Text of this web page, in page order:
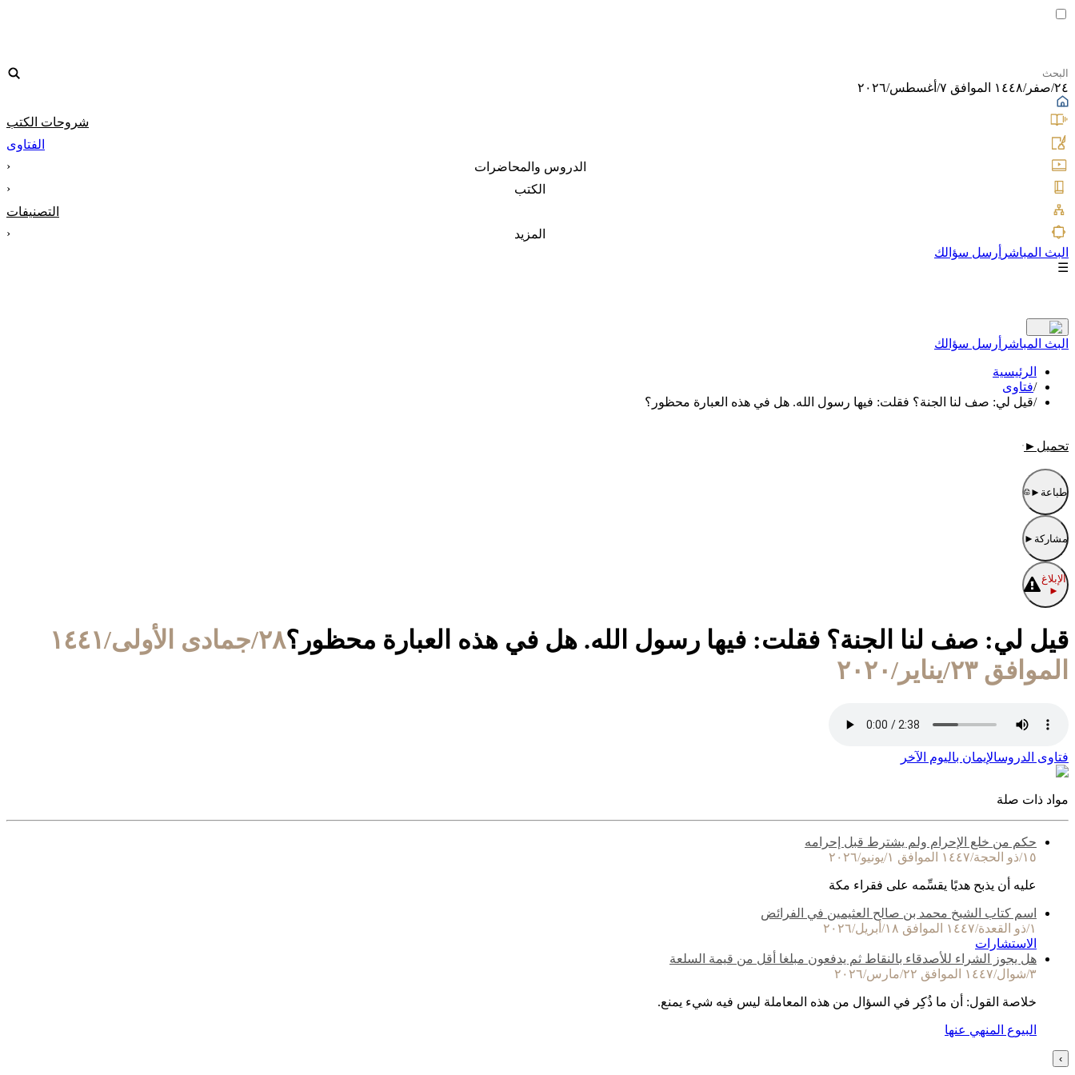
٢٤/صفر/١٤٤٨ الموافق ٧/أغسطس/٢٠٢٦
شروحات الكتب
الفتاوى
الدروس والمحاضرات
‹
الكتب
‹
التصنيفات
المزيد
‹
البث المباشر أرسل سؤالك
☰
البث المباشر أرسل سؤالك
الرئيسية
/فتاوى
/قيل لي: صف لنا الجنة؟ فقلت: فيها رسول الله. هل في هذه العبارة محظور؟
تحميل ►
طباعة ►
مشاركة ►
الإبلاغ
►
قيل لي: صف لنا الجنة؟ فقلت: فيها رسول الله. هل في هذه العبارة محظور؟
٢٨/جمادى الأولى/١٤٤١
الموافق ٢٣/يناير/٢٠٢٠
فتاوى الدروسالإيمان باليوم الآخر
مواد ذات صلة
حكم من خلع الإحرام ولم يشترط قبل إحرامه
١٥/ذو الحجة/١٤٤٧ الموافق ١/يونيو/٢٠٢٦
عليه أن يذبح هديًا يقسِّمه على فقراء مكة
اسم كتاب الشيخ محمد بن صالح العثيمين في الفرائض
١/ذو القعدة/١٤٤٧ الموافق ١٨/أبريل/٢٠٢٦
الاستشارات
هل يجوز الشراء للأصدقاء بالنقاط ثم يدفعون مبلغا أقل من قيمة السلعة
٣/شوال/١٤٤٧ الموافق ٢٢/مارس/٢٠٢٦
خلاصة القول: أن ما ذُكِر في السؤال من هذه المعاملة ليس فيه شيء يمنع.
البيوع المنهي عنها
›